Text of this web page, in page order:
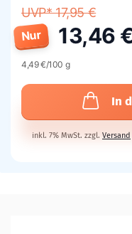
UVP* 17,95 €
Nur 13,46
4,49 €/100 g
In
inkl. 7% MwSt. zzgl. Versand